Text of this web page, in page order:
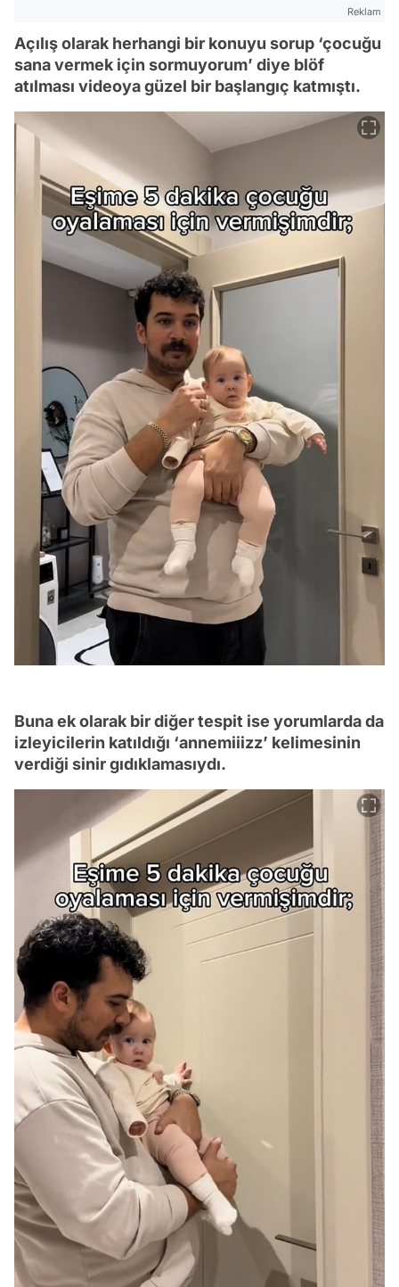
Reklam
Açılış olarak herhangi bir konuyu sorup ‘çocuğu
sana vermek için sormuyorum’ diye blöf
atılması videoya güzel bir başlangıç katmıştı.
Buna ek olarak bir diğer tespit ise yorumlarda da
izleyicilerin katıldığı ‘annemiiizz’ kelimesinin
verdiği sinir gıdıklamasıydı.